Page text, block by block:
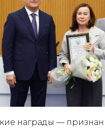
награды —